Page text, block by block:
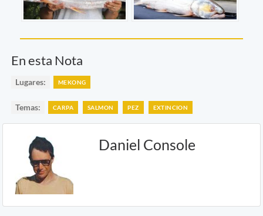
En esta Nota
Lugares: MEKONG
Temas: CARPA SALMON PEZ EXTINCION
Daniel Console